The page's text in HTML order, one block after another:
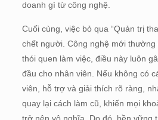
doanh gì từ công nghệ.
Cuối cùng, việc bỏ qua “Quản trị
chết người. Công nghệ mới
thói quen làm việc, điều này luôn
đầu cho nhân viên. Nếu không có
viên, hỗ trợ và giải thích rõ ràng,
quay lại cách làm cũ, khiến mọi